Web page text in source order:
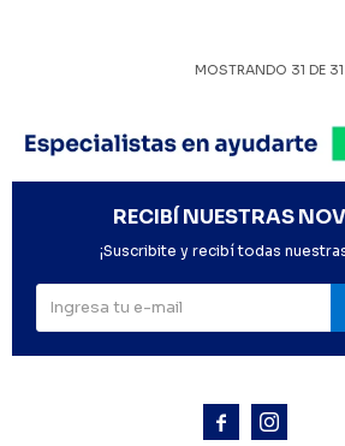
MOSTRANDO 31 DE 31
 
RECIBÍ NUESTRAS
¡Suscribite y recibí todas